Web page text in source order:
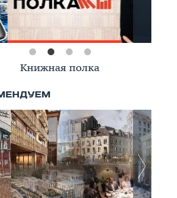
Книжная полка